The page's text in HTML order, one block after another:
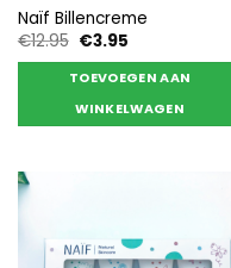
Naïf Billencreme
€12.95 Oorspronkelijke
was:
€12.95.
€3.95Huidige
is:
€3.95.
TOEVOEGEN AAN
WINKELWAGEN